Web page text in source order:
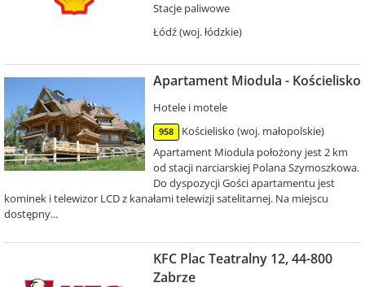
Stacje paliwowe
Łódź (woj. łódzkie)
Apartament Miodula - Kościelisko
Hotele i motele
958
Kościelisko (woj. małopolskie)
Apartament Miodula położony jest 2 km
od stacji narciarskiej Polana Szymoszkowa.
Do dyspozycji Gości apartamentu jest
kominek i telewizor LCD z kanałami telewizji satelitarnej. Na miejscu
dostępny...
KFC Plac Teatralny 12, 44-800
Zabrze